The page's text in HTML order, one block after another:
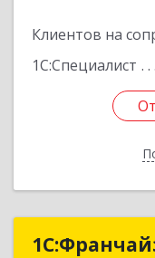
Клиентов на
1С:Специалист